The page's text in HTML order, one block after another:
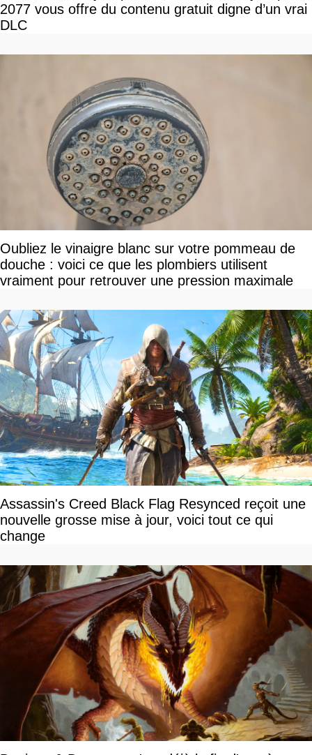
2077 vous offre du contenu gratuit digne d’un vrai
DLC
Oubliez le vinaigre blanc sur votre pommeau de
douche : voici ce que les plombiers utilisent
vraiment pour retrouver une pression maximale
Assassin's Creed Black Flag Resynced reçoit une
nouvelle grosse mise à jour, voici tout ce qui
change